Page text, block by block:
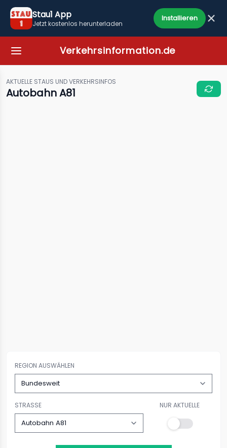
Stau1 App
Jetzt kostenlos herunterladen
Installieren
Verkehrsinformation.de
AKTUELLE STAUS UND VERKEHRSINFOS
Autobahn A81
REGION AUSWÄHLEN
STRASSE NUR AKTUELLE